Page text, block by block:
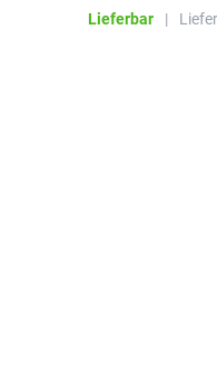
Lieferbar |